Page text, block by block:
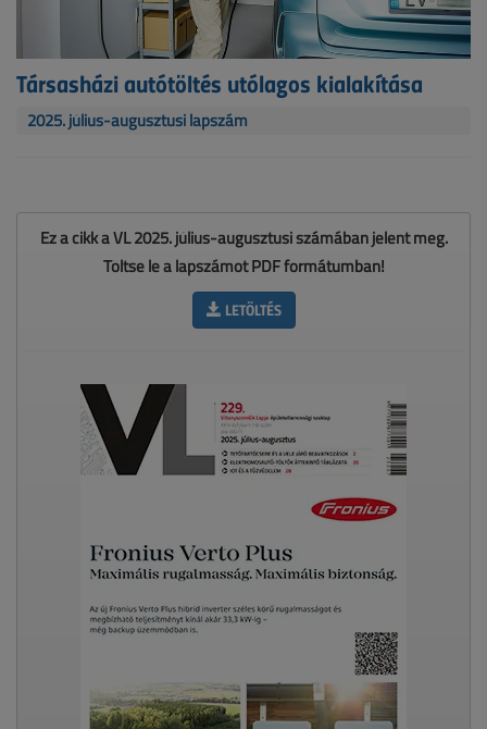
Társasházi autótöltés utólagos kialakítása
2025. július-augusztusi lapszám
Ez a cikk a VL 2025. július-augusztusi számában jelent meg.
Töltse le a lapszámot PDF formátumban!
LETÖLTÉS